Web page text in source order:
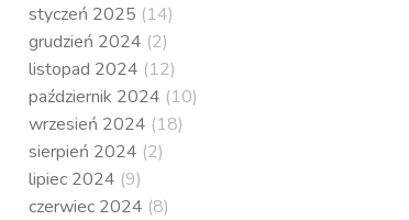
styczeń 2025 (14)
grudzień 2024 (2)
listopad 2024 (12)
październik 2024 (10)
wrzesień 2024 (18)
sierpień 2024 (2)
lipiec 2024 (9)
czerwiec 2024 (8)